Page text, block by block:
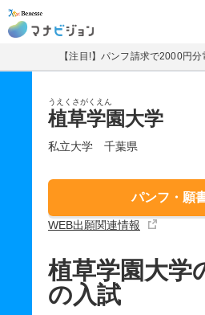
マナビジョン
【注目!】パンフ請求で2000円
うえくさがくえん
植草学園大学
私立大学 千葉県
パンフ・願
WEB出願関連情報
植草学園大学
の入試